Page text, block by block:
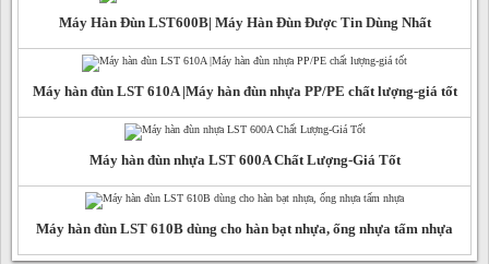
Máy Hàn Đùn LST600B| Máy Hàn Đùn Được Tin Dùng Nhất
Máy hàn đùn LST 610A |Máy hàn đùn nhựa PP/PE chất lượng-giá tốt
Máy hàn đùn nhựa LST 600A Chất Lượng-Giá Tốt
Máy hàn đùn LST 610B dùng cho hàn bạt nhựa, ống nhựa tấm nhựa